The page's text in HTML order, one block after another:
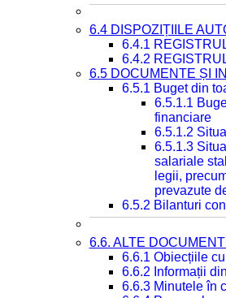
6.4 DISPOZIȚIILE
6.4.1
6.4.2
6.5 DOCUMENTE ȘI
6.5.1 Buget din
6.5.1.1
financiare
6.5.1.2
6.5.1.3
salariale
legii,
prevazute
6.5.2 Bilanturi
6.6. ALTE
6.6.1 Obiecțiile
6.6.2 Informații
6.6.3 Minutele în